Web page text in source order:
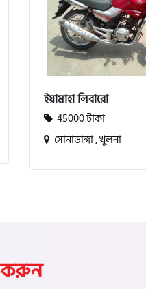
ইয়ামাহা লিবারো
45000 টাকা
সোনাডাঙ্গা , খুলনা
করুন